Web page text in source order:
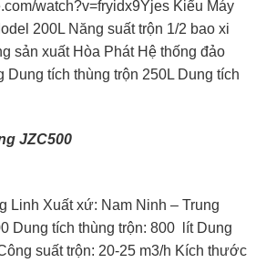
watch?v=fryidx9Yjes Kiểu Máy
200L Năng suất trộn 1/2 bao xi
sản xuất Hòa Phát Hệ thống đảo
Dung tích thùng trộn 250L Dung tích
JZC500
Linh Xuất xứ: Nam Ninh – Trung
Dung tích thùng trộn: 800 lít Dung
suất trộn: 20-25 m3/h Kích thước